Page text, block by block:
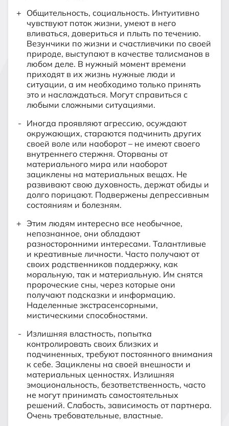
Общительность, социальность. Интуитивно
чувствуют поток жизни, умеют в него
вливаться, довериться и плыть по течению.
Везунчики по жизни и счастливчики по своей
природе, выступают в качестве талисманов в
любом деле. В нужный момент времени
приходят в их жизнь нужные люди и
ситуации, а им необходимо только принять
это и наслаждаться. Могут справиться с
любыми сложными ситуациями.
Иногда проявляют агрессию, осуждают
окружающих, стараются подчинить других
своей воле или наоборот – не имеют своего
внутреннего стержня. Оторваны от
материального мира или наоборот
зациклены на материальных вещах. Не
развивают свою духовность, держат обиды и
долго порицают. Подвержены депрессивным
состояниям и болезням.
Этим людям интересно все необычное,
непознанное, они обладают
разносторонними интересами. Талантливые
и креативные личности. Часто получают от
своих родственников поддержку, как
моральную, так и материальную. Им снятся
пророческие сны, через которые они
получают подсказки и информацию.
Наделенные экстрасенсорными,
мистическими способностями.
Излишняя властность, попытка
контролировать своих близких и
подчиненных, требуют постоянного внимания
к себе. Зациклены на своей внешности и
материальных ценностях. Излишняя
эмоциональность, безответственность, часто
не могут принимать самостоятельных
решений. Слабость, зависимость от партнера.
Очень требовательные, властные.